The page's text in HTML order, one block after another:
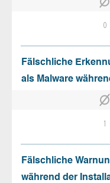
0
Fälschliche
als Malware
1
Fälschliche
während der